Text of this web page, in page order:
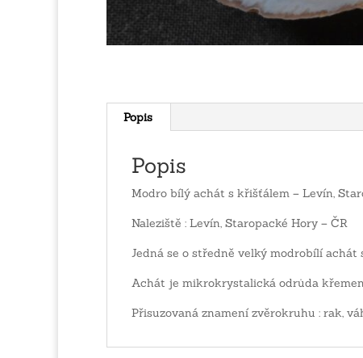
Popis
Popis
Modro bílý achát s křišťálem – Levín,
Naleziště : Levín, Staropacké Hory – ČR
Jedná se o středně velký modrobílí achát
Achát je mikrokrystalická odrůda
Přisuzovaná znamení zvěrokruhu : rak,